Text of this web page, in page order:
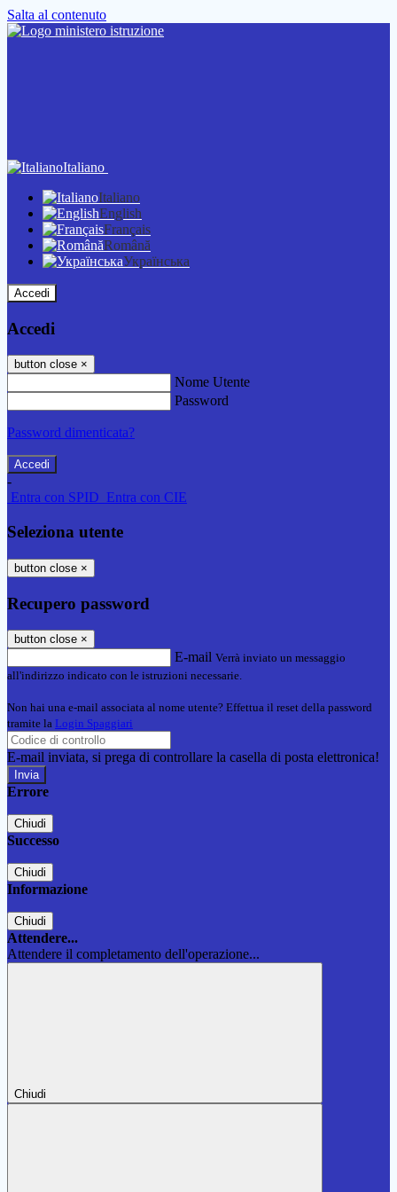
Salta al contenuto
Italiano
Italiano
English
Français
Română
Українська
Accedi
Accedi
button close ×
Nome Utente
Password
Password dimenticata?
-
Entra con SPID Entra con CIE
Seleziona utente
button close ×
Recupero password
button close ×
E-mail Verrà inviato un messaggio
all'indirizzo indicato con le istruzioni necessarie.
Non hai una e-mail associata al nome utente? Effettua il reset della password
tramite la Login Spaggiari
E-mail inviata, si prega di controllare la casella di posta elettronica!
Errore
Chiudi
Successo
Chiudi
Informazione
Chiudi
Attendere...
Attendere il completamento dell'operazione...
Chiudi